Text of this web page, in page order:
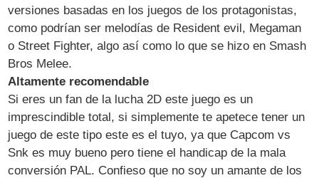
versiones basadas en los juegos de los protagonistas,
como podrían ser melodías de Resident evil, Megaman
o Street Fighter, algo así como lo que se hizo en Smash
Bros Melee.
Altamente recomendable
Si eres un fan de la lucha 2D este juego es un
imprescindible total, si simplemente te apetece tener un
juego de este tipo este es el tuyo, ya que Capcom vs
Snk es muy bueno pero tiene el handicap de la mala
conversión PAL. Confieso que no soy un amante de los